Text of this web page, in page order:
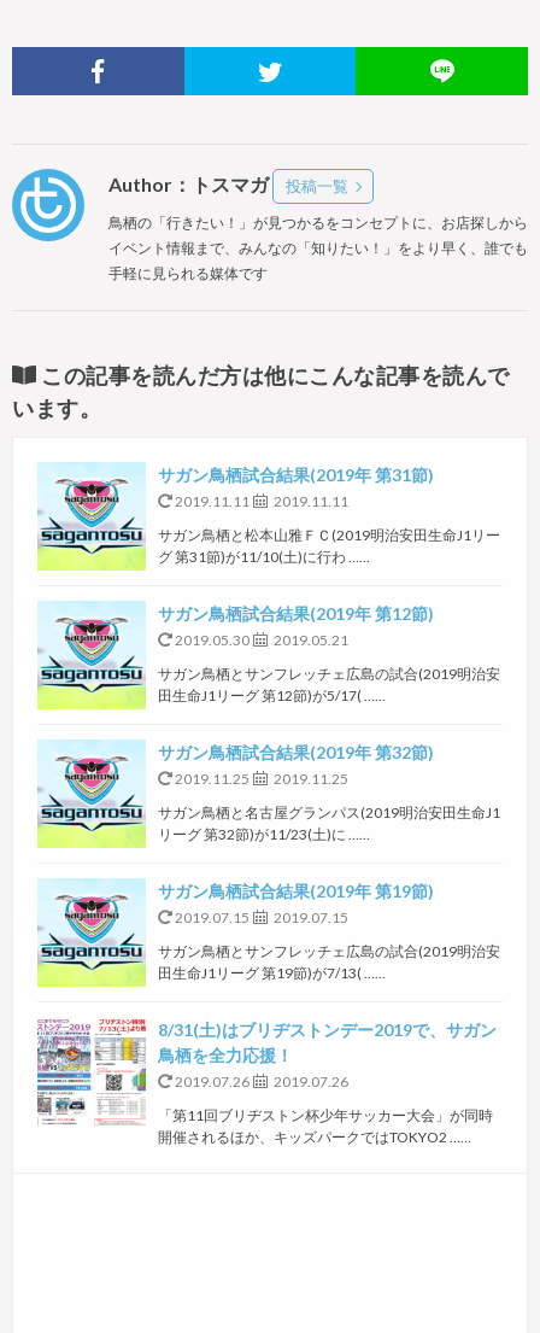
Author：トスマガ 投稿一覧
鳥栖の「行きたい！」が見つかるをコンセプトに、お店探しから
イベント情報まで、みんなの「知りたい！」をより早く、誰でも
手軽に見られる媒体です
この記事を読んだ方は他にこんな記事を読んで
います。
サガン鳥栖試合結果(2019年 第31節)
2019.11.11
2019.11.11
サガン鳥栖と松本山雅ＦＣ(2019明治安田生命J1リー
グ 第31節)が11/10(土)に行わ ……
サガン鳥栖試合結果(2019年 第12節)
2019.05.30
2019.05.21
サガン鳥栖とサンフレッチェ広島の試合(2019明治安
田生命J1リーグ 第12節)が5/17( ……
サガン鳥栖試合結果(2019年 第32節)
2019.11.25
2019.11.25
サガン鳥栖と名古屋グランパス(2019明治安田生命J1
リーグ 第32節)が11/23(土)に ……
サガン鳥栖試合結果(2019年 第19節)
2019.07.15
2019.07.15
サガン鳥栖とサンフレッチェ広島の試合(2019明治安
田生命J1リーグ 第19節)が7/13( ……
8/31(土)はブリヂストンデー2019で、サガン
鳥栖を全力応援！
2019.07.26
2019.07.26
「第11回ブリヂストン杯少年サッカー大会」が同時
開催されるほか、キッズパークではTOKYO2 ……